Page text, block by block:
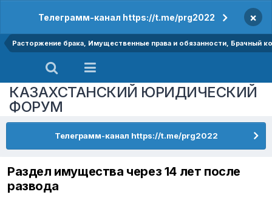
Телеграмм-канал https://t.me/prg2022 ×
Расторжение брака, Имущественные права и обязанности, Брачный
КАЗАХСТАНСКИЙ ЮРИДИЧЕСКИЙ
ФОРУМ
Телеграмм-канал https://t.me/prg2022
Раздел имущества через 14 лет после
развода